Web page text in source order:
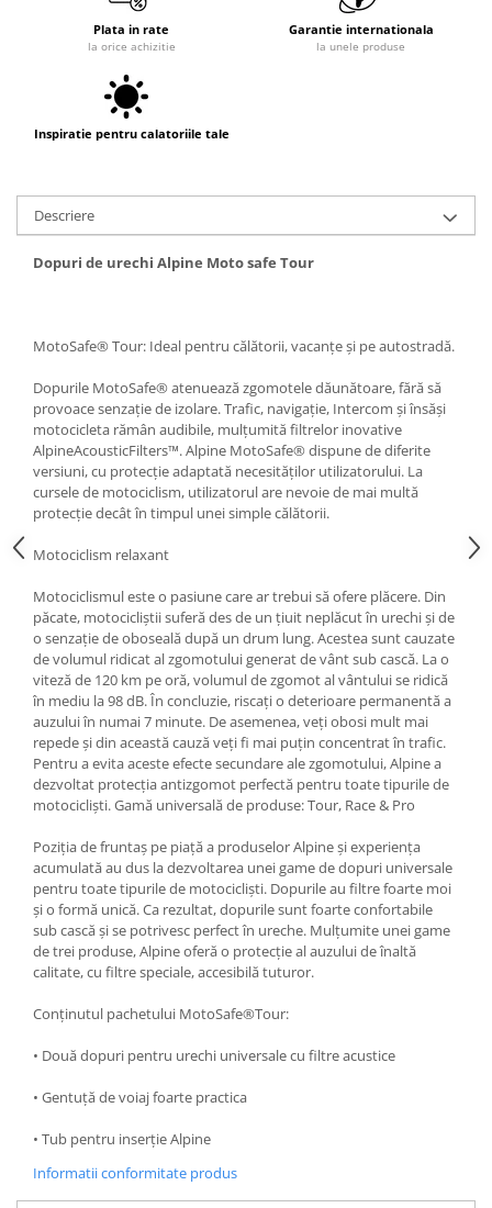
Plata in rate
la orice achizitie
Garantie internationala
la unele produse
Inspiratie pentru calatoriile tale
Descriere
Dopuri de urechi Alpine Moto safe Tour
MotoSafe® Tour: Ideal pentru călătorii, vacanțe și pe autostradă.
Dopurile MotoSafe® atenuează zgomotele dăunătoare, fără să
provoace senzație de izolare. Trafic, navigație, Intercom și însăși
motocicleta rămân audibile, mulțumită filtrelor inovative
AlpineAcousticFilters™. Alpine MotoSafe® dispune de diferite
versiuni, cu protecție adaptată necesităților utilizatorului. La
cursele de motociclism, utilizatorul are nevoie de mai multă
protecție decât în timpul unei simple călătorii.
Motociclism relaxant
Motociclismul este o pasiune care ar trebui să ofere plăcere. Din
păcate, motocicliștii suferă des de un țiuit neplăcut în urechi și de
o senzație de oboseală după un drum lung. Acestea sunt cauzate
de volumul ridicat al zgomotului generat de vânt sub cască. La o
viteză de 120 km pe oră, volumul de zgomot al vântului se ridică
în mediu la 98 dB. În concluzie, riscați o deterioare permanentă a
auzului în numai 7 minute. De asemenea, veți obosi mult mai
repede și din această cauză veți fi mai puțin concentrat în trafic.
Pentru a evita aceste efecte secundare ale zgomotului, Alpine a
dezvoltat protecția antizgomot perfectă pentru toate tipurile de
motocicliști. Gamă universală de produse: Tour, Race & Pro
Poziția de fruntaș pe piață a produselor Alpine și experiența
acumulată au dus la dezvoltarea unei game de dopuri universale
pentru toate tipurile de motocicliști. Dopurile au filtre foarte moi
și o formă unică. Ca rezultat, dopurile sunt foarte confortabile
sub cască și se potrivesc perfect în ureche. Mulțumite unei game
de trei produse, Alpine oferă o protecție al auzului de înaltă
calitate, cu filtre speciale, accesibilă tuturor.
Conținutul pachetului MotoSafe®Tour:
• Două dopuri pentru urechi universale cu filtre acustice
• Gentuță de voiaj foarte practica
• Tub pentru inserție Alpine
Informatii conformitate produs